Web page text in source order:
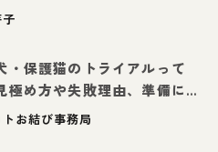
・保護猫のトライアルって
極め方や失敗理由、準備に必
のを紹介
お結び事務局